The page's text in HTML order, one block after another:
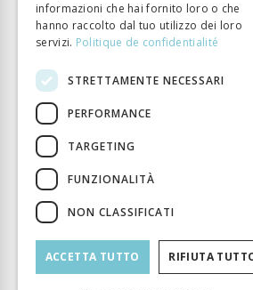
informazioni che hai fornito loro o che
hanno raccolto dal tuo utilizzo dei loro
servizi. Politique de confidentialité
STRETTAMENTE NECESSARI
PERFORMANCE
TARGETING
FUNZIONALITÀ
NON CLASSIFICATI
ACCETTA TUTTO RIFIUTA